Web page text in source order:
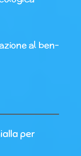
al ben-
per